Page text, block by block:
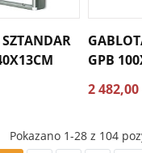
2 482,00
Pokazano 1-28 z 104